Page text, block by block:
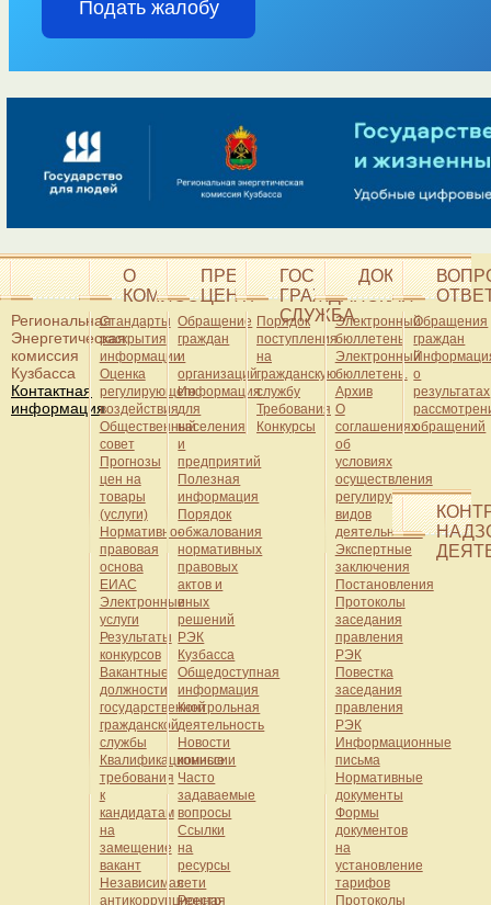
Региональная
Энергетическая
комиссия
Кузбасса
Контактная
информация
О
КОМИССИИ
Стандарты
раскрытия
информации
Оценка
регулирующего
воздействия
Общественный
совет
Прогнозы
цен на
товары
(услуги)
Нормативно-
правовая
основа
ЕИАС
Электронные
услуги
Результаты
конкурсов
Вакантные
должности
государственной
гражданской
службы
Квалификационные
требования
к
кандидатам
на
замещение
вакант
Независимая
антикоррупционная
ПРЕСС-
ЦЕНТР
Обращение
граждан
и
организаций
Информация
для
населения
и
предприятий
Полезная
информация
Порядок
обжалования
нормативных
правовых
актов и
иных
решений
РЭК
Кузбасса
Общедоступная
информация
Контрольная
деятельность
Новости
комиссии
Часто
задаваемые
вопросы
Ссылки
на
ресурсы
сети
Реестр
ГОСУДАРСТВЕННАЯ
ГРАЖДАНСКАЯ
СЛУЖБА
Порядок
поступления
на
гражданскую
службу
Требования
Конкурсы
ДОКУМЕНТЫ
Электронный
бюллетень
Электронный
бюллетень.
Архив
О
соглашениях
об
условиях
осуществления
регулируемых
видов
деятельности
Экспертные
заключения
Постановления
Протоколы
заседания
правления
РЭК
Повестка
заседания
правления
РЭК
Информационные
письма
Нормативные
документы
Формы
документов
на
установление
тарифов
Протоколы
Обращения
граждан
о
результатах
обращений